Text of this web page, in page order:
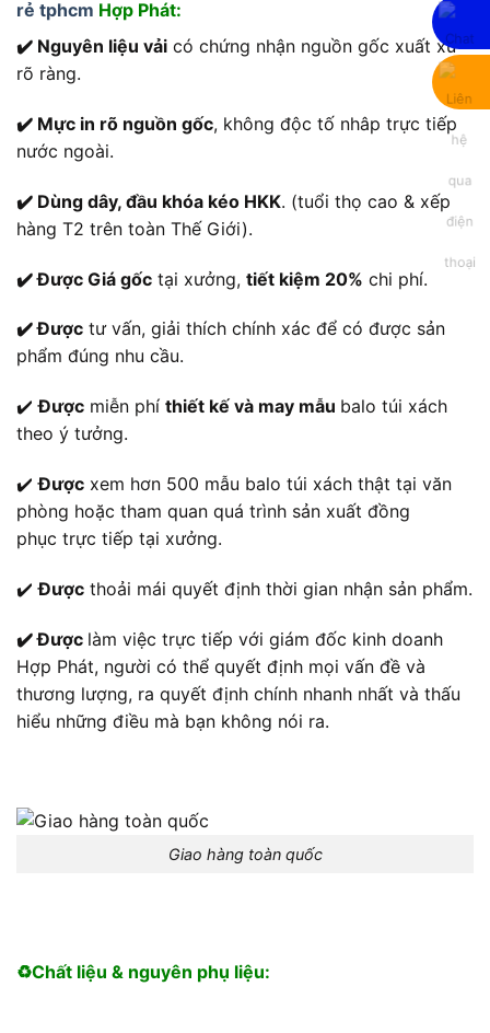
rẻ tphcm Hợp Phát:
✔️ Nguyên liệu vải có chứng nhận nguồn gốc xuất xứ
rõ ràng.
✔️ Mực in rõ nguồn gốc, không độc tố nhâp trực tiếp
nước ngoài.
✔️ Dùng dây, đầu khóa kéo HKK. (tuổi thọ cao & xếp
hàng T2 trên toàn Thế Giới).
✔️ Được Giá gốc tại xưởng, tiết kiệm 20% chi phí.
✔️ Được tư vấn, giải thích chính xác để có được sản
phẩm đúng nhu cầu.
✔️Được miễn phí thiết kế và may mẫu balo túi xách
theo ý tưởng.
✔️Được xem hơn 500 mẫu balo túi xách thật tại văn
phòng hoặc tham quan quá trình sản xuất đồng
phục trực tiếp tại xưởng.
✔️Được thoải mái quyết định thời gian nhận sản phẩm.
✔️ Được làm việc trực tiếp với giám đốc kinh doanh
Hợp Phát, người có thể quyết định mọi vấn đề và
thương lượng, ra quyết định chính nhanh nhất và thấu
hiểu những điều mà bạn không nói ra.
Giao hàng toàn quốc
♻️Chất liệu & nguyên phụ liệu: